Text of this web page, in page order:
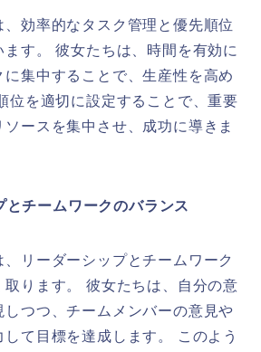
効率的なタスク管理と優先順位
す。 彼女たちは、時間を有効に
集中することで、生産性を高め
位を適切に設定することで、重要
ースを集中させ、成功に導きま
チームワークのバランス
リーダーシップとチームワーク
ります。 彼女たちは、自分の意
しつつ、チームメンバーの意見や
て目標を達成します。 このよう